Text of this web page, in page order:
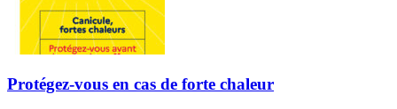
Protégez-vous en cas de forte chaleur